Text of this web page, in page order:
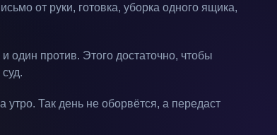
от руки, готовка, уборка одного ящика,
один против. Этого достаточно, чтобы
Так день не оборвётся, а передаст